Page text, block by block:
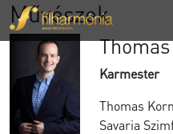
Művészek
Karmester
Thomas
Savaria